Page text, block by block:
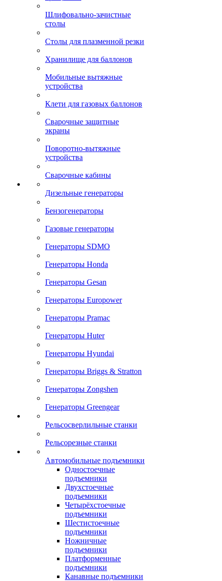
Шлифовально-зачистные
столы
Столы для плазменной резки
Хранилище для баллонов
Мобильные вытяжные
устройства
Клети для газовых баллонов
Сварочные защитные
экраны
Поворотно-вытяжные
устройства
Сварочные кабины
Дизельные генераторы
Бензогенераторы
Газовые генераторы
Генераторы SDMO
Генераторы Honda
Генераторы Gesan
Генераторы Europower
Генераторы Pramac
Генераторы Huter
Генераторы Hyundai
Генераторы Briggs & Stratton
Генераторы Zongshen
Генераторы Greengear
Рельсосверлильные станки
Рельсорезные станки
Автомобильные подъемники
Одностоечные
подъемники
Двухстоечные
подъемники
Четырёхстоечные
подъемники
Шестистоечные
подъемники
Ножничные
подъемники
Платформенные
подъемники
Канавные подъемники